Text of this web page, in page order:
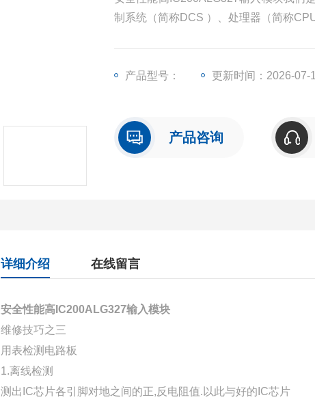
制系统（简称DCS ）、处理器（简称
产品型号： 更新时间：2026-07-
产品咨询
详细介绍 在线留言
安全性能高IC200ALG327输入模块
维修技巧之三
用表检测电路板
1.离线检测
测出IC芯片各引脚对地之间的正,反电阻值.以此与好的IC芯片